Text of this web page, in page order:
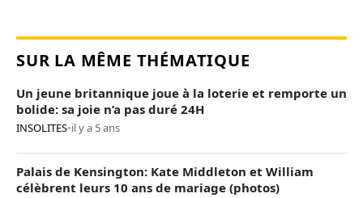
SUR LA MÊME THÉMATIQUE
Un jeune britannique joue à la loterie et remporte un
bolide: sa joie n’a pas duré 24H
INSOLITES•il y a 5 ans
Palais de Kensington: Kate Middleton et William
célèbrent leurs 10 ans de mariage (photos)